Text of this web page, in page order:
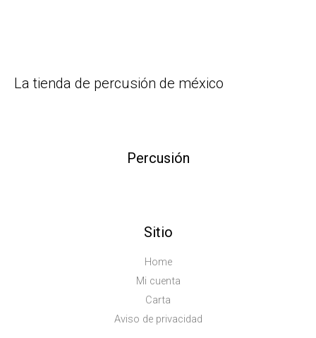
La tienda de percusión de méxico
Percusión
Sitio
Home
Mi cuenta
Carta
Aviso de privacidad